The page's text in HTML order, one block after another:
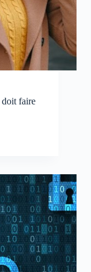
doit faire